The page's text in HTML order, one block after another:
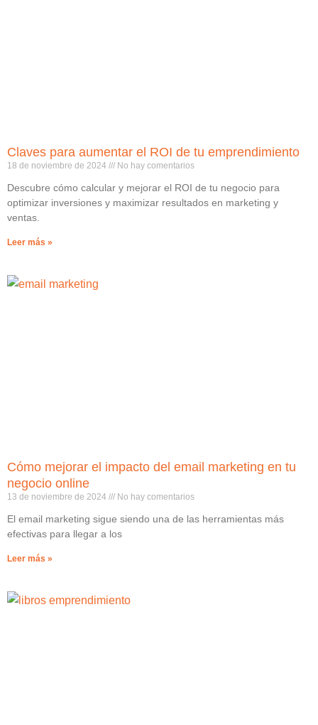
Claves para aumentar el ROI de tu emprendimiento
18 de noviembre de 2024 No hay comentarios
Descubre cómo calcular y mejorar el ROI de tu negocio para
optimizar inversiones y maximizar resultados en marketing y
ventas.
Leer más »
Cómo mejorar el impacto del email marketing en tu
negocio online
13 de noviembre de 2024 No hay comentarios
El email marketing sigue siendo una de las herramientas más
efectivas para llegar a los
Leer más »